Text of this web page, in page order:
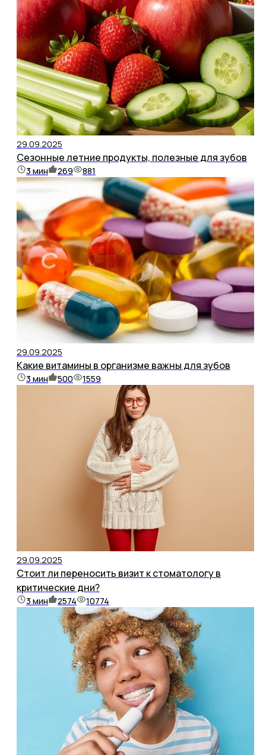
29.09.2025
Сезонные летние продукты, полезные для зубов
3 мин 269 881
29.09.2025
Какие витамины в организме важны для зубов
3 мин 500 1559
29.09.2025
Стоит ли переносить визит к стоматологу в
критические дни?
3 мин 2574 10774